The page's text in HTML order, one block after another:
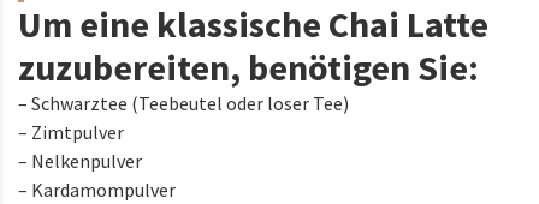
Um eine klassische Chai Latte
zuzubereiten, benötigen Sie:
– Schwarztee (Teebeutel oder loser Tee)
– Zimtpulver
– Nelkenpulver
– Kardamompulver